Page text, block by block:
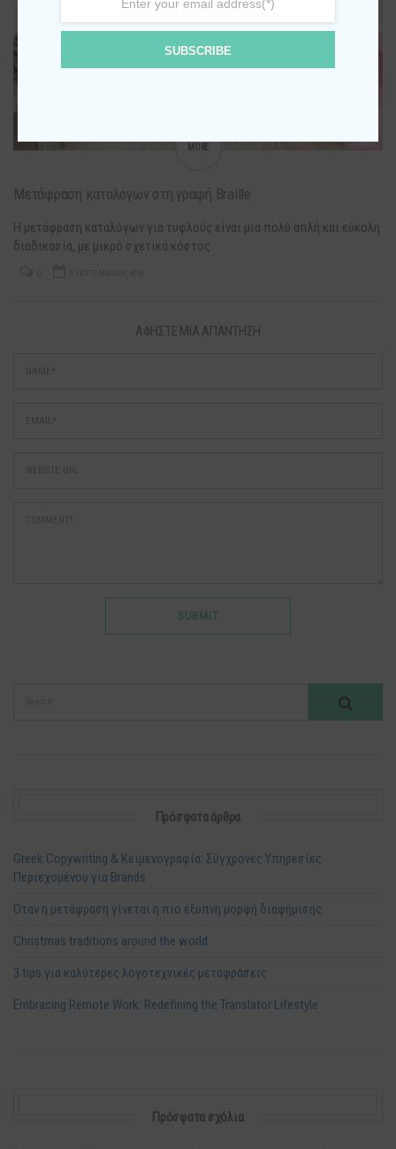
MORE
Μετάφραση καταλόγων στη γραφή Braille
Η μετάφραση καταλόγων για τυφλούς είναι μια πολύ απλή και εύκολη
διαδικασία, με μικρό σχετικά κόστος
ΑΦΉΣΤΕ ΜΙΑ ΑΠΆΝΤΗΣΗ
Πρόσφατα άρθρα
Greek Copywriting & Κειμενογραφία: Σύγχρονες Υπηρεσίες
Περιεχομένου για Brands
Όταν η μετάφραση γίνεται η πιο έξυπνη μορφή διαφήμισης
Christmas traditions around the world
3 tips για καλύτερες λογοτεχνικές μεταφράσεις
Embracing Remote Work: Redefining the Translator Lifestyle
Πρόσφατα σχόλια
SUBSCRIBE